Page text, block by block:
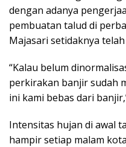
dengan adanya
pembuatan talud di
Majasari setidaknya
“Kalau belum
perkirakan banjir sudah
ini kami bebas dari
Intensitas hujan di awal
hampir setiap malam